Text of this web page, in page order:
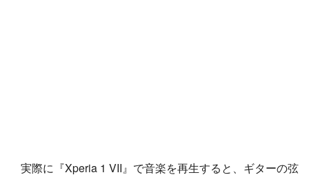
実際に『Xperia 1 VII』で音楽を再生すると、ギターの弦